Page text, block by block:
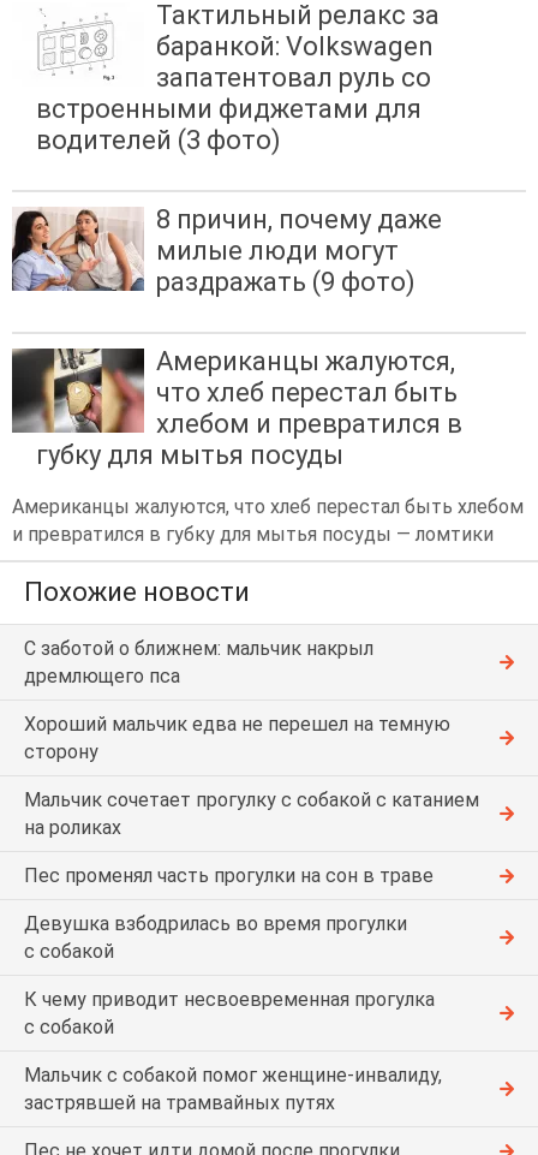
Тактильный релакс за
баранкой: Volkswagen
запатентовал руль со
встроенными фиджетами для
водителей (3 фото)
8 причин, почему даже
милые люди могут
раздражать (9 фото)
Американцы жалуются,
что хлеб перестал быть
хлебом и превратился в
губку для мытья посуды
Американцы жалуются, что хлеб перестал быть хлебом
и превратился в губку для мытья посуды — ломтики
Похожие новости
С заботой о ближнем: мальчик накрыл
дремлющего пса
Хороший мальчик едва не перешел на темную
сторону
Мальчик сочетает прогулку с собакой с катанием
на роликах
Пес променял часть прогулки на сон в траве
Девушка взбодрилась во время прогулки
с собакой
К чему приводит несвоевременная прогулка
с собакой
Мальчик с собакой помог женщине-инвалиду,
застрявшей на трамвайных путях